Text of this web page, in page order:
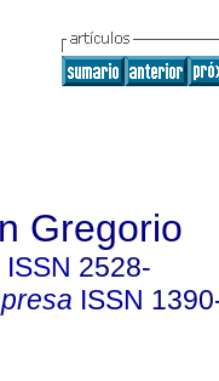
Gregorio
ISSN 2528-
ISSN